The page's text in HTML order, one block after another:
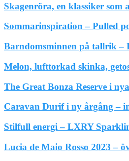
Skagenröra, en klassiker som
Sommarinspiration – Pulled
Barndomsminnen på tallrik –
Melon, lufttorkad skinka,
The Great Bonza Reserve i
Caravan Durif i ny årgång –
Stilfull energi – LXRY
Lucia de Maio Rosso 2023 –